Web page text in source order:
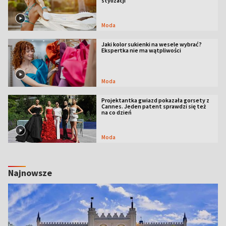
Moda
Jaki kolor sukienki na wesele wybrać?
Ekspertka nie ma wątpliwości
Moda
Projektantka gwiazd pokazała gorsety z
Cannes. Jeden patent sprawdzi się też
na co dzień
Moda
Najnowsze